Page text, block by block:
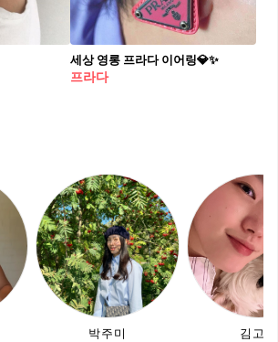
세상 영롱 프라다 이어링💎✨
프라다
박주미 김고은